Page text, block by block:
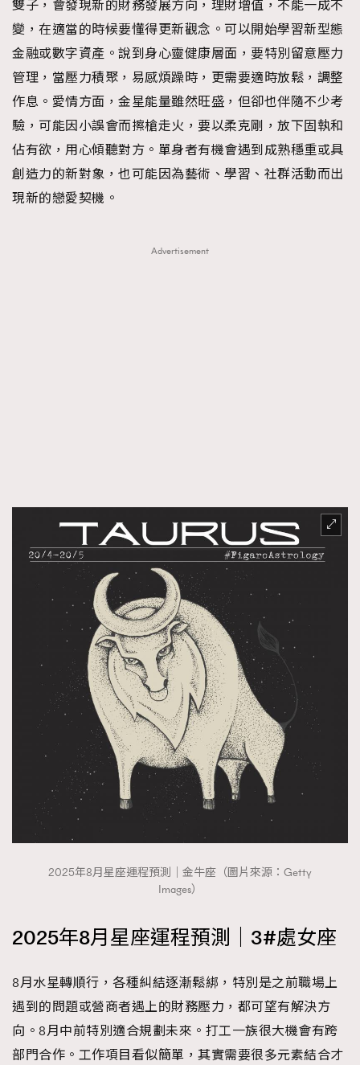
TRENDING
AFrenchMind
DressLikeAParisienne
EmpowerF
FashionWeek FigaroAesthetic
雙子，會發現新的財務發展方向，理財增值，不能一成不
變，在適當的時候要懂得更新觀念。可以開始學習新型態
金融或數字資產。說到身心靈健康層面，要特別留意壓力
管理，當壓力積聚，易感煩躁時，更需要適時放鬆，調整
作息。愛情方面，金星能量雖然旺盛，但卻也伴隨不少考
驗，可能因小誤會而擦槍走火，要以柔克剛，放下固執和
佔有欲，用心傾聽對方。單身者有機會遇到成熟穩重或具
創造力的新對象，也可能因為藝術、學習、社群活動而出
現新的戀愛契機。
Advertisement
2025年8月星座運程預測｜金牛座（圖片來源：Getty
Images）
2025年8月星座運程預測｜3#處女座
8月水星轉順行，各種糾結逐漸鬆綁，特別是之前職場上
遇到的問題或營商者遇上的財務壓力，都可望有解決方
向。8月中前特別適合規劃未來。打工一族很大機會有跨
部門合作。工作項目看似簡單，其實需要很多元素結合才